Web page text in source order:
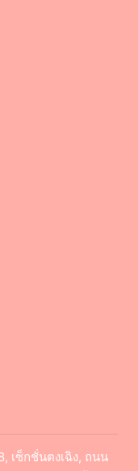
เซ็กชั่นตงเฉิง, ถนน